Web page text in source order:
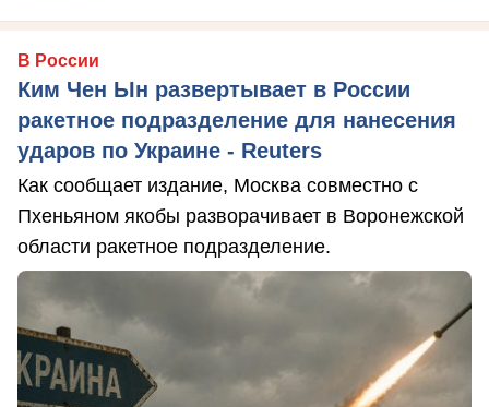
В России
Ким Чен Ын развертывает в России
ракетное подразделение для нанесения
ударов по Украине - Reuters
Как сообщает издание, Москва совместно с
Пхеньяном якобы разворачивает в Воронежской
области ракетное подразделение.